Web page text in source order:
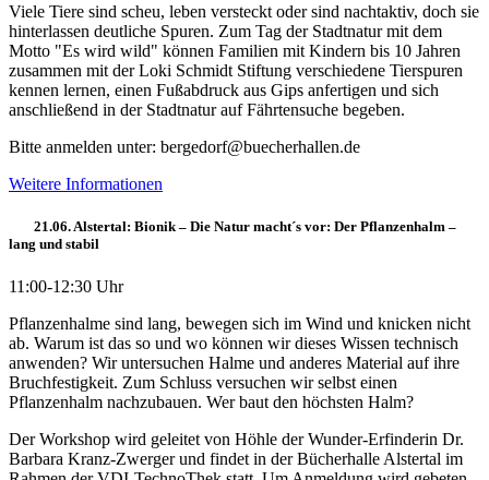
Viele Tiere sind scheu, leben versteckt oder sind nachtaktiv, doch sie
hinterlassen deutliche Spuren. Zum Tag der Stadtnatur mit dem
Motto "Es wird wild" können Familien mit Kindern bis 10 Jahren
zusammen mit der Loki Schmidt Stiftung verschiedene Tierspuren
kennen lernen, einen Fußabdruck aus Gips anfertigen und sich
anschließend in der Stadtnatur auf Fährtensuche begeben.
Bitte anmelden unter: bergedorf@buecherhallen.de
Weitere Informationen
21.06. Alstertal: Bionik – Die Natur macht´s vor: Der Pflanzenhalm –
lang und stabil
11:00-12:30 Uhr
Pflanzenhalme sind lang, bewegen sich im Wind und knicken nicht
ab. Warum ist das so und wo können wir dieses Wissen technisch
anwenden? Wir untersuchen Halme und anderes Material auf ihre
Bruchfestigkeit. Zum Schluss versuchen wir selbst einen
Pflanzenhalm nachzubauen. Wer baut den höchsten Halm?
Der Workshop wird geleitet von Höhle der Wunder-Erfinderin Dr.
Barbara Kranz-Zwerger und findet in der Bücherhalle Alstertal im